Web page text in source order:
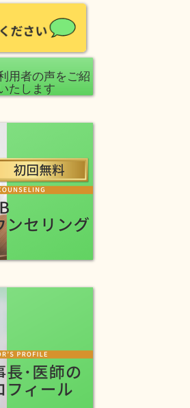
用者の声をご紹
たします